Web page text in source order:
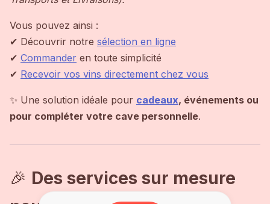
Vous pouvez ainsi :
✔ Découvrir notre sélection en ligne
✔ Commander en toute simplicité
✔ Recevoir vos vins directement chez vous
✨ Une solution idéale pour cadeaux, événements ou
pour compléter votre cave personnelle.
🎉 Des services sur mesure